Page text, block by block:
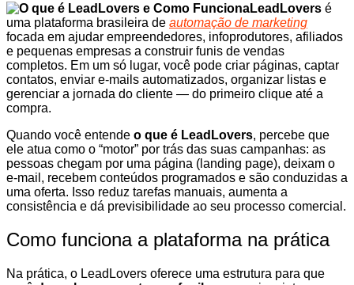
LeadLovers é
uma plataforma brasileira de automação de marketing
focada em ajudar empreendedores, infoprodutores, afiliados
e pequenas empresas a construir funis de vendas
completos. Em um só lugar, você pode criar páginas, captar
contatos, enviar e-mails automatizados, organizar listas e
gerenciar a jornada do cliente — do primeiro clique até a
compra.
Quando você entende o que é LeadLovers, percebe que
ele atua como o “motor” por trás das suas campanhas: as
pessoas chegam por uma página (landing page), deixam o
e-mail, recebem conteúdos programados e são conduzidas a
uma oferta. Isso reduz tarefas manuais, aumenta a
consistência e dá previsibilidade ao seu processo comercial.
Como funciona a plataforma na prática
Na prática, o LeadLovers oferece uma estrutura para que